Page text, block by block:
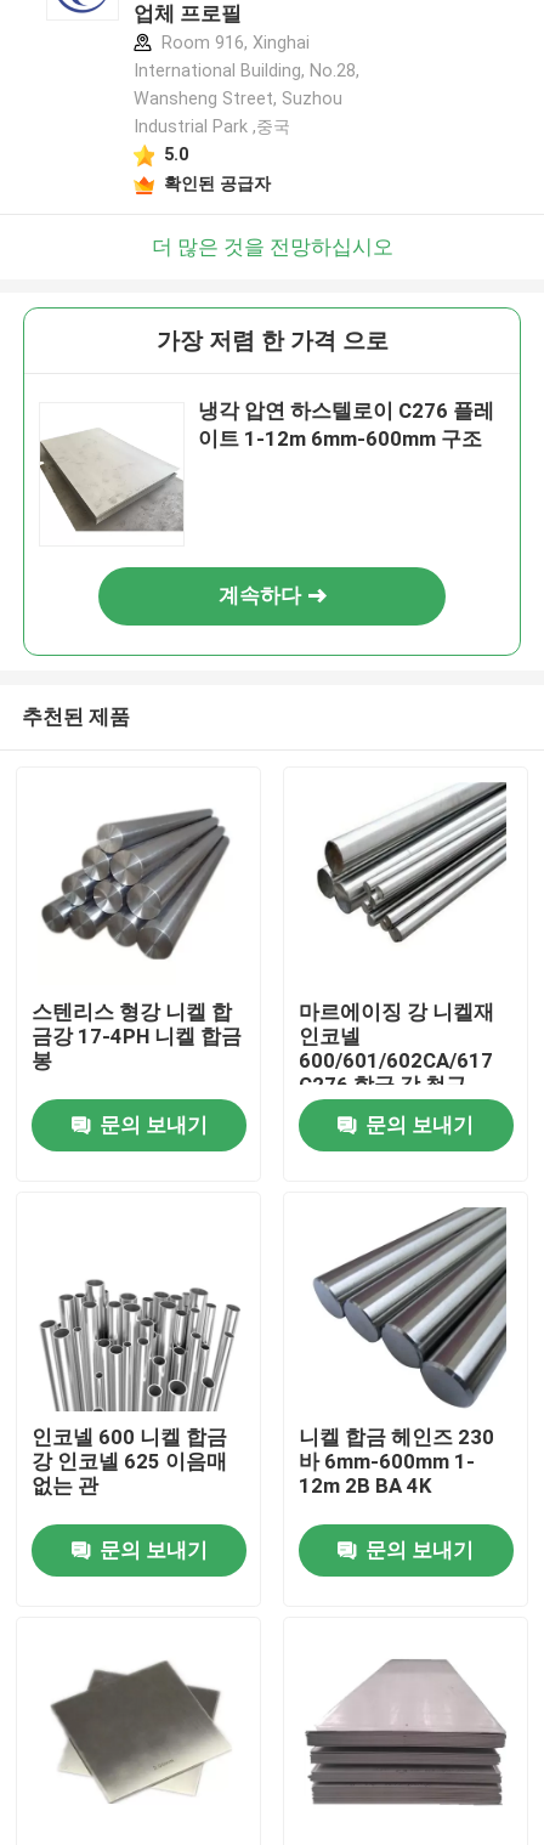
우리에 대하여
공장 여행
품질 관리
연락주세요
인코넬 625 재료
인코로이 800 소재
업체 프로필
Room 916, Xinghai
International Building, No.28,
Wansheng Street, Suzhou
Industrial Park ,중국
5.0
확인된 공급자
더 많은 것을 전망하십시오
가장 저렴 한 가격 으로
냉각 압연 하스텔로이 C276 플레
이트 1-12m 6mm-600mm 구조
계속하다
추천된 제품
스텐리스 형강 니켈 합
금강 17-4PH 니켈 합금
봉
문의 보내기
마르에이징 강 니켈재
인코넬
600/601/602CA/617
C276 합금 강 철근
문의 보내기
인코넬 600 니켈 합금
강 인코넬 625 이음매
없는 관
문의 보내기
니켈 합금 헤인즈 230
바 6mm-600mm 1-
12m 2B BA 4K
문의 보내기